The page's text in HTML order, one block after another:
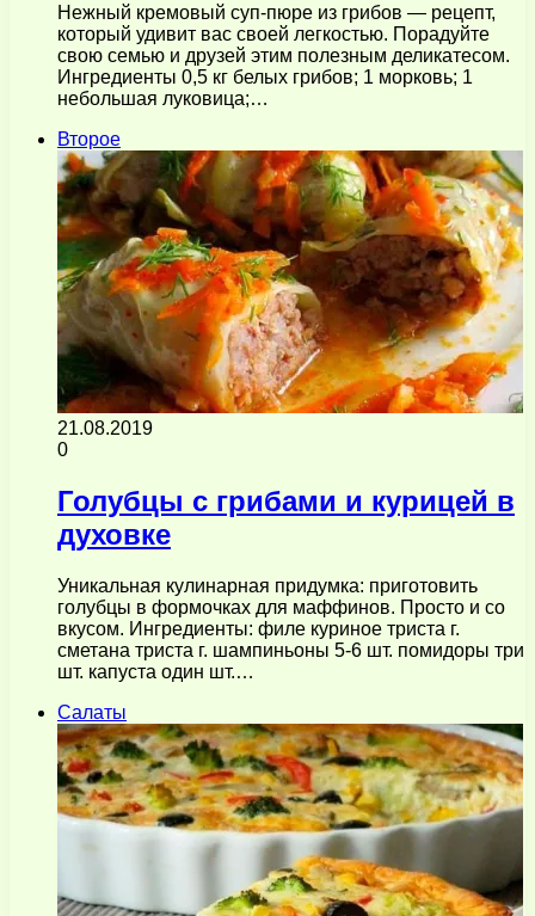
Нежный кремовый суп-пюре из грибов — рецепт,
который удивит вас своей легкостью. Порадуйте
свою семью и друзей этим полезным деликатесом.
Ингредиенты 0,5 кг белых грибов; 1 морковь; 1
небольшая луковица;…
Второе
21.08.2019
0
Голубцы с грибами и курицей в
духовке
Уникальная кулинарная придумка: приготовить
голубцы в формочках для маффинов. Просто и со
вкусом. Ингредиенты: филе куриное триста г.
сметана триста г. шампиньоны 5-6 шт. помидоры три
шт. капуста один шт.…
Салаты